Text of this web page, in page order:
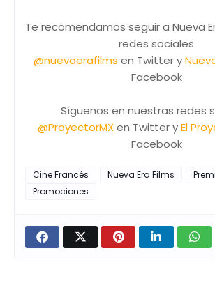
Te recomendamos seguir a Nueva
redes sociales
@nuevaerafilms en Twitter y
Facebook
Síguenos en nuestras redes
@ProyectorMXen Twitter yEl
Facebook
Cine Francés Nueva Era Films
Promociones